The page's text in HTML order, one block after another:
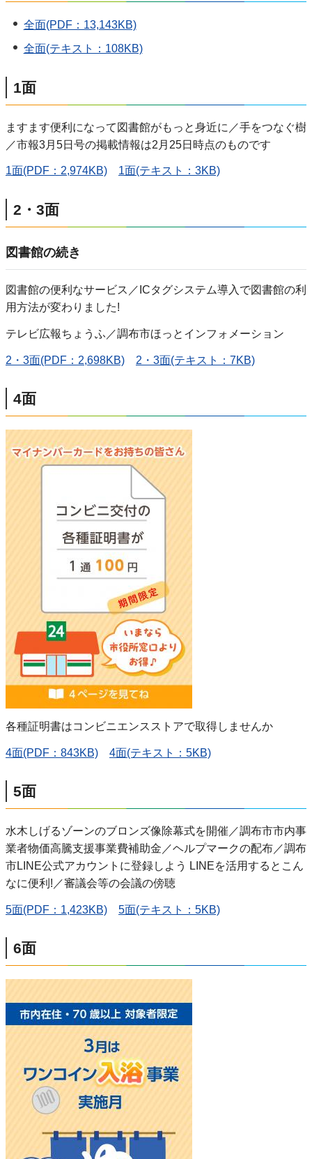
全面(PDF：13,143KB)
全面(テキスト：108KB)
1面
ますます便利になって図書館がもっと身近に／手をつなぐ樹
／市報3月5日号の掲載情報は2月25日時点のものです
1面(PDF：2,974KB) 1面(テキスト：3KB)
2・3面
図書館の続き
図書館の便利なサービス／ICタグシステム導入で図書館の利
用方法が変わりました!
テレビ広報ちょうふ／調布市ほっとインフォメーション
2・3面(PDF：2,698KB) 2・3面(テキスト：7KB)
4面
各種証明書はコンビニエンスストアで取得しませんか
4面(PDF：843KB) 4面(テキスト：5KB)
5面
水木しげるゾーンのブロンズ像除幕式を開催／調布市市内事
業者物価高騰支援事業費補助金／ヘルプマークの配布／調布
市LINE公式アカウントに登録しよう LINEを活用するとこん
なに便利!／審議会等の会議の傍聴
5面(PDF：1,423KB) 5面(テキスト：5KB)
6面